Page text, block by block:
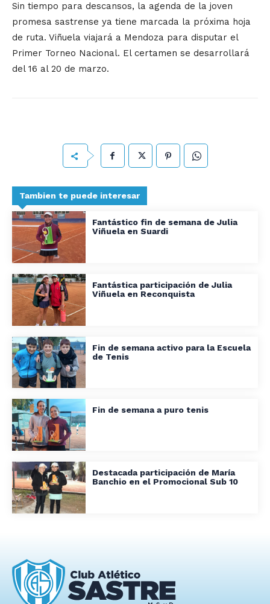
Sin tiempo para descansos, la agenda de la joven
promesa sastrense ya tiene marcada la próxima hoja
de ruta. Viñuela viajará a Mendoza para disputar el
Primer Torneo Nacional. El certamen se desarrollará
del 16 al 20 de marzo.
Tambien te puede interesar
Fantástico fin de semana de Julia
Viñuela en Suardi
Fantástica participación de Julia
Viñuela en Reconquista
Fin de semana activo para la Escuela
de Tenis
Fin de semana a puro tenis
Destacada participación de María
Banchio en el Promocional Sub 10